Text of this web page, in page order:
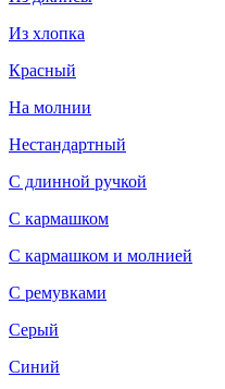
Из хлопка
Красный
На молнии
Нестандартный
С длинной ручкой
С кармашком
С кармашком и молнией
С ремувками
Серый
Синий